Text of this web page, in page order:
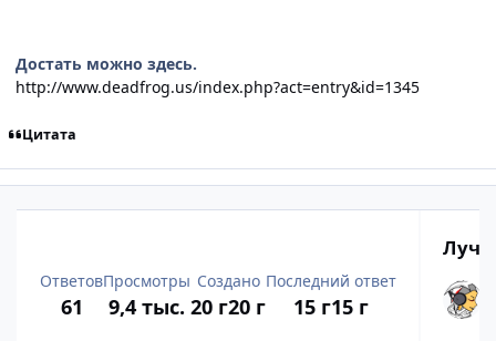
Достать можно здесь.
http://www.deadfrog.us/index.php?act=entry&id=1345
Цитата
Ответов
61
Просмотры
9,4 тыс.
Создано
20 г20 г
Последний ответ
15 г15 г